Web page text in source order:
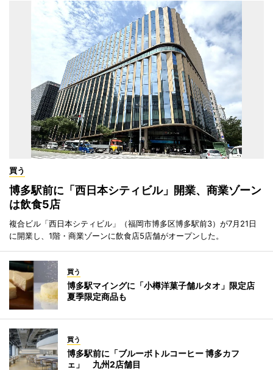
買う
博多駅前に「西日本シティビル」開業、商業ゾーン
は飲食5店
複合ビル「西日本シティビル」（福岡市博多区博多駅前3）が7月21日
に開業し、1階・商業ゾーンに飲食店5店舗がオープンした。
買う
博多駅マイングに「小樽洋菓子舗ルタオ」限定店
夏季限定商品も
買う
博多駅前に「ブルーボトルコーヒー 博多カフ
ェ」 九州2店舗目